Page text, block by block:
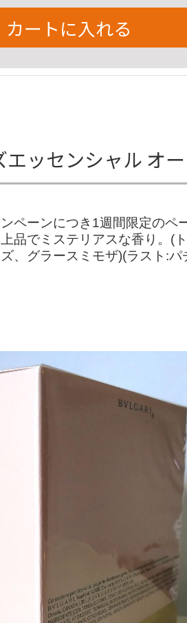
カートに入れる
エッセンシャル オ
ペーンにつき1週間限定の
品でミステリアスな香り。(
、グラースミモザ)(ラスト: